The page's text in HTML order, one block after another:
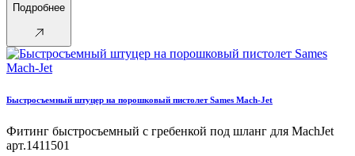
Подробнее
Быстросъемный штуцер на порошковый пистолет Sames Mach-Jet
Фитинг быстросъемный с гребенкой под шланг для MachJet
арт.1411501